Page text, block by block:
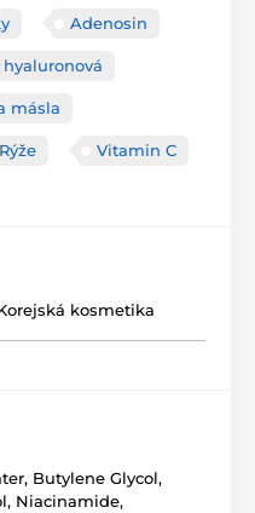
Adenosin
hyaluronová
másla
Rýže Vitamin C
kosmetika
Butylene Glycol,
Niacinamide,